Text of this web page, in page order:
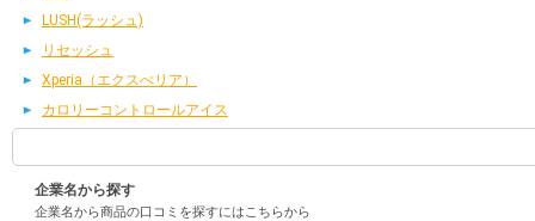
LUSH(ラッシュ)
リセッシュ
Xperia（エクスぺリア）
カロリーコントロールアイス
企業名から探す
企業名から商品の口コミを探すにはこちらから